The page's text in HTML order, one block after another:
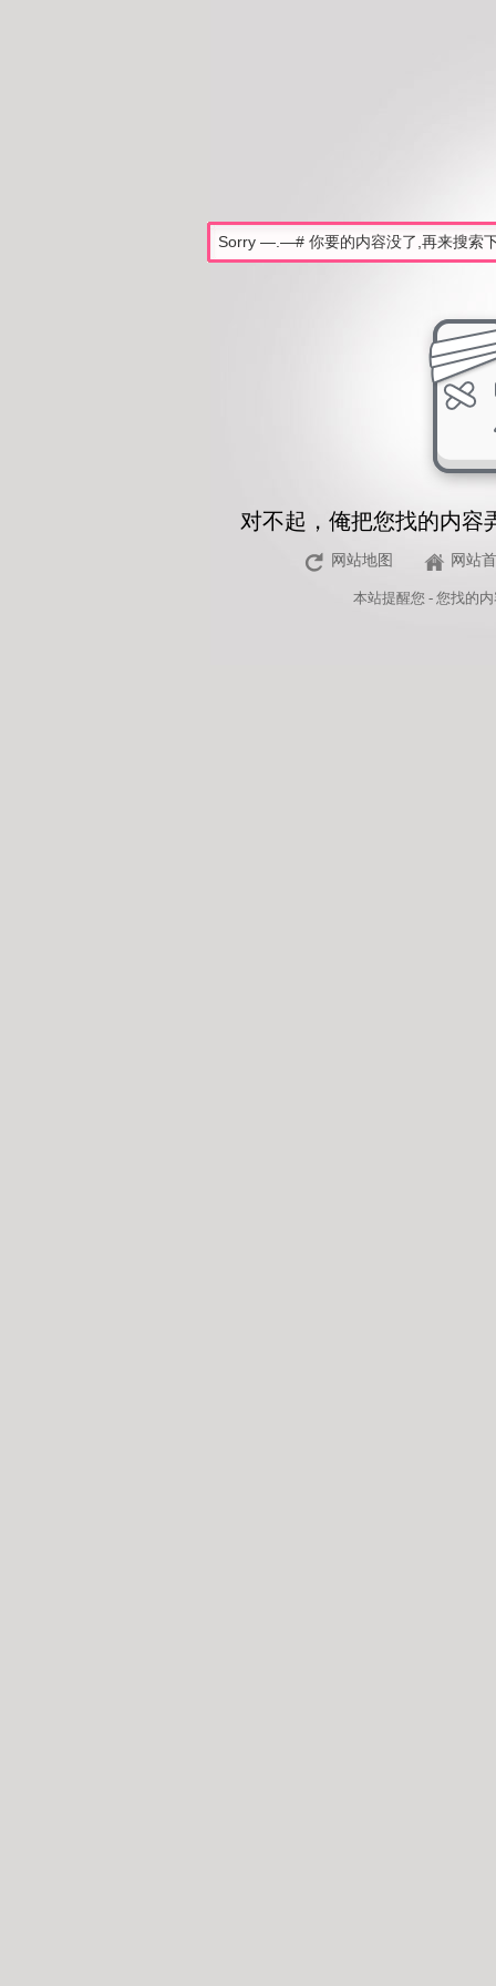
对不起，俺把您找的内容
网站地图 网站
本站提醒您 - 您找的